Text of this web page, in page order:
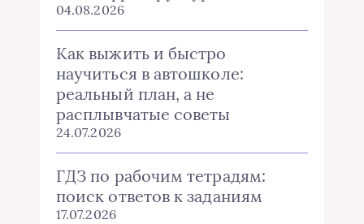
04.08.2026
Как выжить и быстро
научиться в автошколе:
реальный план, а не
расплывчатые советы
24.07.2026
ГДЗ по рабочим тетрадям:
поиск ответов к заданиям
17.07.2026